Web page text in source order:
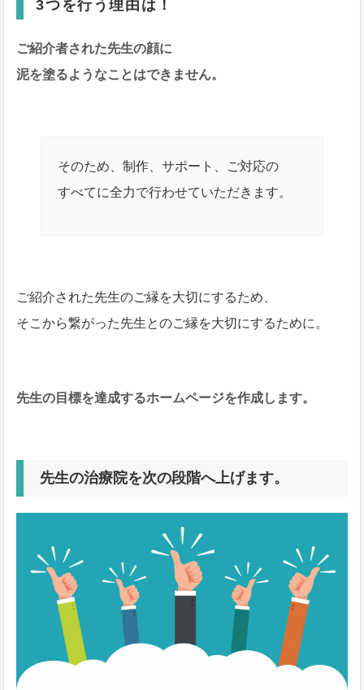
3つを行う理由は！
ご紹介者された先生の顔に
泥を塗るようなことはできません。
そのため、制作、サポート、ご対応の
すべてに全力で行わせていただきます。
ご紹介された先生のご縁を大切にするため、
そこから繋がった先生とのご縁を大切にするために。
先生の目標を達成するホームページを作成します。
先生の治療院を次の段階へ上げます。